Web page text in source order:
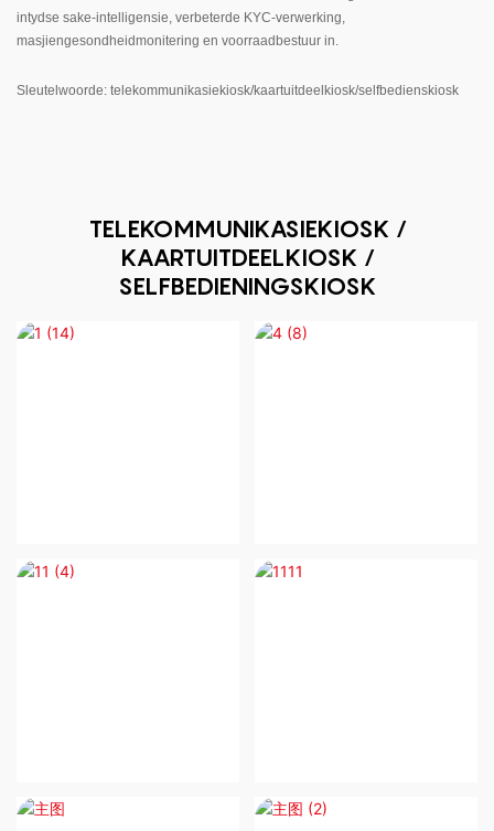
intydse sake-intelligensie, verbeterde KYC-verwerking,
masjiengesondheidmonitering en voorraadbestuur in.
Sleutelwoorde: telekommunikasiekiosk/kaartuitdeelkiosk/selfbedienskiosk
TELEKOMMUNIKASIEKIOSK /
KAARTUITDEELKIOSK /
SELFBEDIENINGSKIOSK